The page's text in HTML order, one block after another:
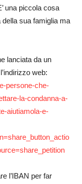
una piccola cosa
della sua famiglia ma
lanciata da un
web:
persone-che-
la-condanna-a-
aiutiamola-e-
l’IBAN per far